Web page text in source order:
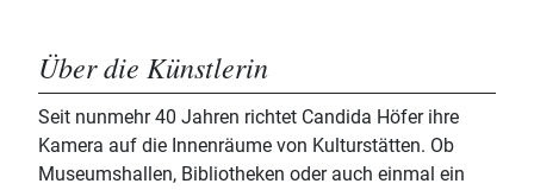
Über die Künstlerin
Seit nunmehr 40 Jahren richtet Candida Höfer ihre
Kamera auf die Innenräume von Kulturstätten. Ob
Museumshallen, Bibliotheken oder auch einmal ein